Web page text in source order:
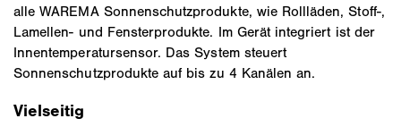
alle WAREMA Sonnenschutzprodukte, wie Rollläden, Stoff-,
Lamellen- und Fensterprodukte. Im Gerät integriert ist der
Innentemperatursensor. Das System steuert
Sonnenschutzprodukte auf bis zu 4 Kanälen an.
Vielseitig